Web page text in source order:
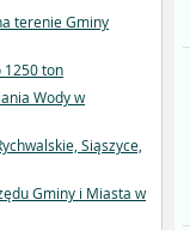
terenie Gminy
1250 ton
Wody w
Siąszyce,
Gminy i Miasta w